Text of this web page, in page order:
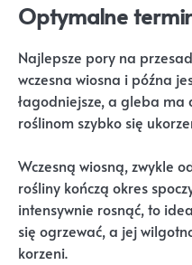
Optymalne
Najlepsze pory na
wczesna wiosna i późna
łagodniejsze, a gleba
roślinom szybko się
Wczesną wiosną, zwykle
rośliny kończą okres
intensywnie rosnąć, to
się ogrzewać, a jej
korzeni.